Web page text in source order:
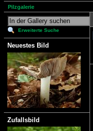
Pilzgalerie
Erweiterte Suche
Neuestes Bild
Zufallsbild